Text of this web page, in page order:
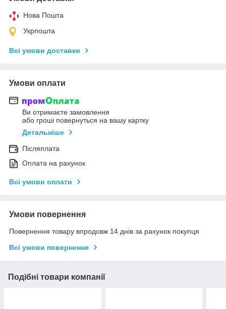
Нова Пошта
Укрпошта
Всі умови доставки
Умови оплати
Ви отримаєте замовлення
або гроші повернуться на вашу картку
Детальніше
Післяплата
Оплата на рахунок
Всі умови оплати
Умови повернення
Повернення товару впродовж 14 днів за рахунок покупця
Всі умови повернення
Подібні товари компанії